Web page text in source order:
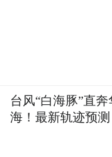
台风“白海豚”直
海！最新轨迹预测